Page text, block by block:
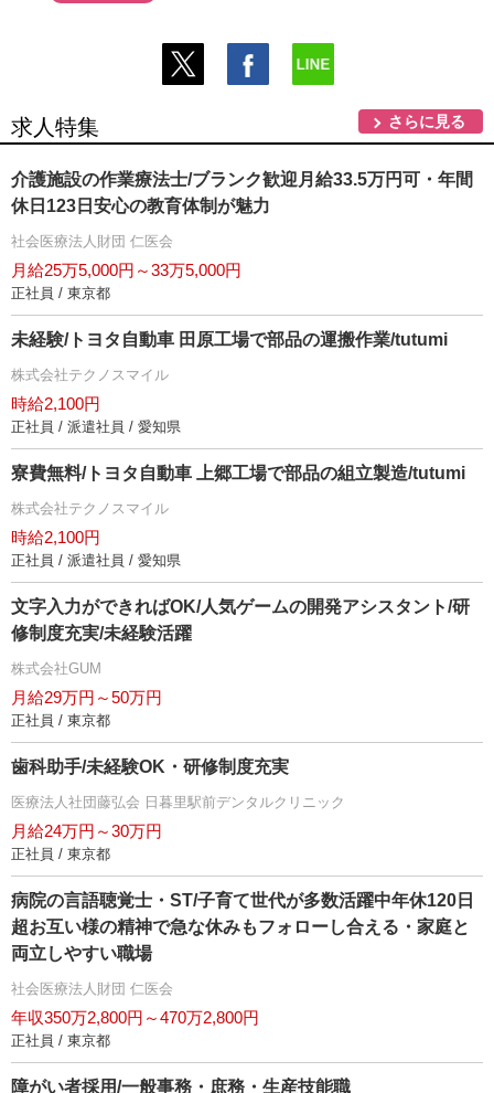
求人特集 さらに見る
介護施設の作業療法士/ブランク歓迎月給33.5万円可・年間
休日123日安心の教育体制が魅力
社会医療法人財団 仁医会
月給25万5,000円～33万5,000円
正社員 / 東京都
未経験/トヨタ自動車 田原工場で部品の運搬作業/tutumi
株式会社テクノスマイル
時給2,100円
正社員 / 派遣社員 / 愛知県
寮費無料/トヨタ自動車 上郷工場で部品の組立製造/tutumi
株式会社テクノスマイル
時給2,100円
正社員 / 派遣社員 / 愛知県
文字入力ができればOK/人気ゲームの開発アシスタント/研
修制度充実/未経験活躍
株式会社GUM
月給29万円～50万円
正社員 / 東京都
歯科助手/未経験OK・研修制度充実
医療法人社団藤弘会 日暮里駅前デンタルクリニック
月給24万円～30万円
正社員 / 東京都
病院の言語聴覚士・ST/子育て世代が多数活躍中年休120日
超お互い様の精神で急な休みもフォローし合える・家庭と
両立しやすい職場
社会医療法人財団 仁医会
年収350万2,800円～470万2,800円
正社員 / 東京都
障がい者採用/一般事務・庶務・生産技能職